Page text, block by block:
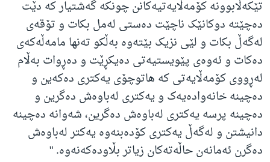
تێکه‌ڵابوونه‌ کۆمه‌ڵایه‌تیه‌کانن چونکه‌ گه‌شتیار که‌ دێت
ده‌چێته‌ دوکانێک ناچێت ده‌ستی له‌مل بکات و تۆقه‌ی
له‌گه‌ڵ بکات و لێی نزیک بێته‌وه‌ به‌ڵکو ته‌نها مامه‌ڵه‌که‌ی
ده‌کات و ئه‌وه‌ی پێویستیه‌تی ده‌یکڕێت و ده‌ڕوات به‌ڵام
له‌ڕووی کۆمه‌ڵایه‌تی که‌ هاتوچۆی یه‌کتری ده‌که‌ین و
ده‌چینه‌ خانه‌واده‌یه‌ک و یه‌کتری له‌باوه‌ش ده‌گرین و
ده‌چینه‌ پرسه‌ یه‌کتری له‌باوه‌ش ده‌گرین، شه‌وانه‌ ده‌چینه‌
دانیشتن و له‌گه‌ڵ یه‌کتری کۆده‌بنه‌وه‌ یه‌کتر له‌باوه‌ش
ده‌گرن ئه‌مانه‌ن حاڵه‌ته‌کان زیاتر بڵاوده‌که‌نه‌وه‌. "